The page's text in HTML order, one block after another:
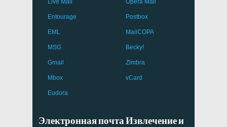
Live Mail
Entourage
EML
MSG
Gmail
Mbox
Eudora
Opera Mail
Postbox
MailCOPA
Becky!
Zimbra
vCard
Электронная почта Извлечение и